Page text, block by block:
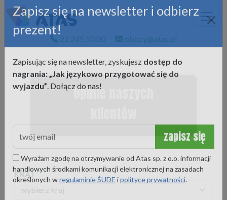
22 245 50 00 obozy@atas.pl
Opinie naszych
KRAJ
Zapisz się na newsletter i odbierz
prezent!
Zapisując się na newsletter, zyskujeszdostęp do
nagrania: „Jak językowo przygotować się do
zapisz się
Wyrażam zgodę na otrzymywanie od Atas sp. z o.o. informacji
handlowych środkami komunikacji elektronicznej na zasadach
określonych wregulaminie ŚUDE